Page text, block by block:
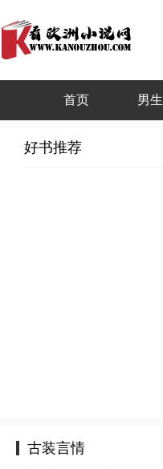
首页 男生
好书推荐
古装言情